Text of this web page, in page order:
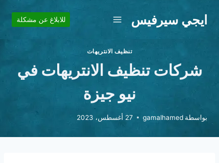
ايجي سيرفيس للابلاغ عن مشكلة
تنظيف الانتريهات
شركات تنظيف الانتريهات في
نيو جيزة
بواسطة gamalhamed 27 أغسطس، 2023